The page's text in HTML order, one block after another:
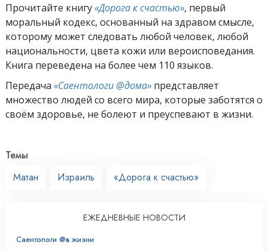
Прочитайте книгу«Дорога к счастью», первый
моральный кодекс, основанный на здравом смысле,
которому может следовать любой человек, любой
национальности, цвета кожи или вероисповедания.
Книга переведена на более чем 110 языков.
Передача «Саентологи @дома» представляет
множество людей со всего мира, которые заботятся о
своём здоровье, не болеют и преуспевают в жизни.
Темы
Матан
Израиль «Дорога к счастью»
ЕЖЕДНЕВНЫЕ НОВОСТИ
Саентологи @в жизни